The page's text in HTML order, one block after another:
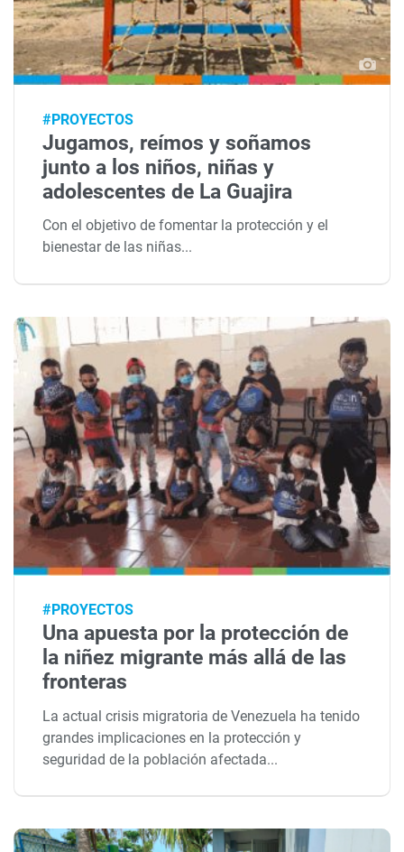
#PROYECTOS
Jugamos, reímos y soñamos
junto a los niños, niñas y
adolescentes de La Guajira
Con el objetivo de fomentar la protección y el
bienestar de las niñas...
#PROYECTOS
Una apuesta por la protección de
la niñez migrante más allá de las
fronteras
La actual crisis migratoria de Venezuela ha tenido
grandes implicaciones en la protección y
seguridad de la población afectada...